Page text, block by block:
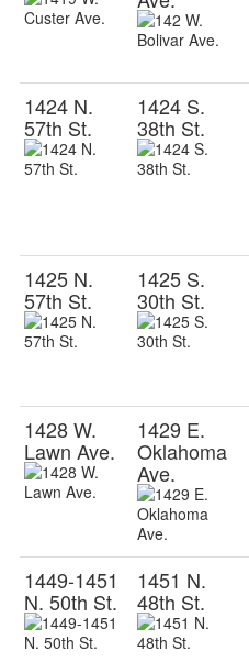
1424 N.
57th St.
1424 S.
38th St.
1425 N.
57th St.
1425 S.
30th St.
1428 W.
Lawn Ave.
1429 E.
Oklahoma
Ave.
1449-1451
N. 50th St.
1451 N.
48th St.